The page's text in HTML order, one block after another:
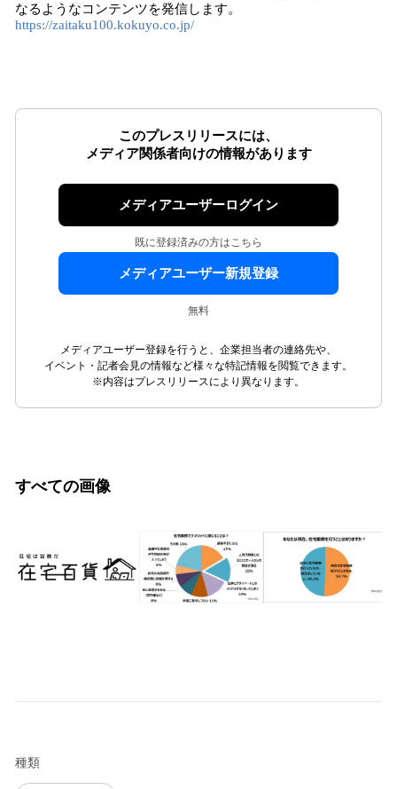
なるようなコンテンツを発信します。
https://zaitaku100.kokuyo.co.jp/
このプレスリリースには、
メディア関係者向けの情報があります
メディアユーザーログイン
既に登録済みの方はこちら
メディアユーザー新規登録
無料
メディアユーザー登録を行うと、企業担当者の連絡先や、
イベント・記者会見の情報など様々な特記情報を閲覧できます。
※内容はプレスリリースにより異なります。
すべての画像
種類